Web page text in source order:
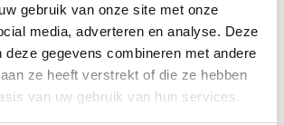
gebruik van onze site met onze
media, adverteren en analyse. Deze
deze gegevens combineren met andere
ze heeft verstrekt of die ze hebben
van uw gebruik van hun services.